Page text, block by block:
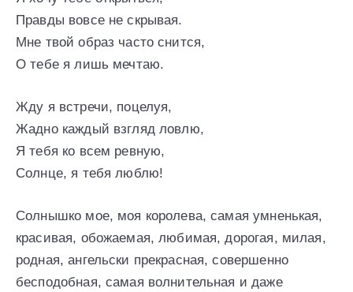
Правды вовсе не скрывая.
Мне твой образ часто снится,
О тебе я лишь мечтаю.
Жду я встречи, поцелуя,
Жадно каждый взгляд ловлю,
Я тебя ко всем ревную,
Солнце, я тебя люблю!
Солнышко мое, моя королева, самая умненькая,
красивая, обожаемая, любимая, дорогая, милая,
родная, ангельски прекрасная, совершенно
бесподобная, самая волнительная и даже